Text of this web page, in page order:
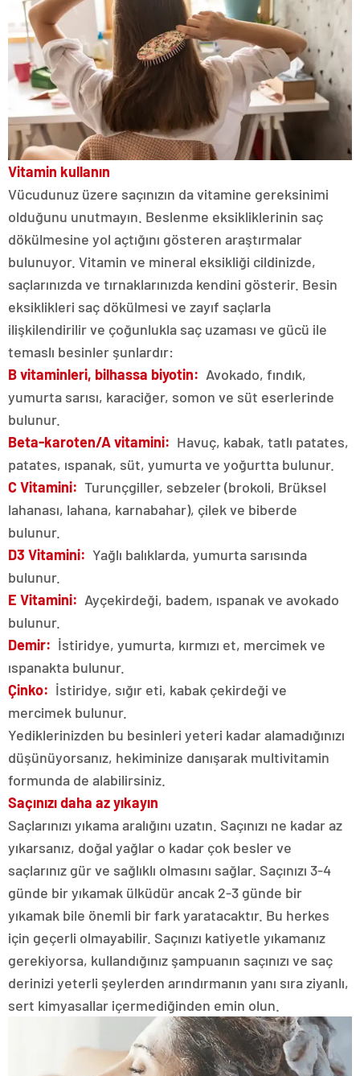
Vitamin kullanın
Vücudunuz üzere saçınızın da vitamine gereksinimi
olduğunu unutmayın. Beslenme eksikliklerinin saç
dökülmesine yol açtığını gösteren araştırmalar
bulunuyor. Vitamin ve mineral eksikliği cildinizde,
saçlarınızda ve tırnaklarınızda kendini gösterir. Besin
eksiklikleri saç dökülmesi ve zayıf saçlarla
ilişkilendirilir ve çoğunlukla saç uzaması ve gücü ile
temaslı besinler şunlardır:
B vitaminleri, bilhassa biyotin: Avokado, fındık,
yumurta sarısı, karaciğer, somon ve süt eserlerinde
bulunur.
Beta-karoten/A vitamini: Havuç, kabak, tatlı patates,
patates, ıspanak, süt, yumurta ve yoğurtta bulunur.
C Vitamini: Turunçgiller, sebzeler (brokoli, Brüksel
lahanası, lahana, karnabahar), çilek ve biberde
bulunur.
D3 Vitamini: Yağlı balıklarda, yumurta sarısında
bulunur.
E Vitamini: Ayçekirdeği, badem, ıspanak ve avokado
bulunur.
Demir: İstiridye, yumurta, kırmızı et, mercimek ve
ıspanakta bulunur.
Çinko: İstiridye, sığır eti, kabak çekirdeği ve
mercimek bulunur.
Yediklerinizden bu besinleri yeteri kadar alamadığınızı
düşünüyorsanız, hekiminize danışarak multivitamin
formunda de alabilirsiniz.
Saçınızı daha az yıkayın
Saçlarınızı yıkama aralığını uzatın. Saçınızı ne kadar az
yıkarsanız, doğal yağlar o kadar çok besler ve
saçlarınız gür ve sağlıklı olmasını sağlar. Saçınızı 3-4
günde bir yıkamak ülküdür ancak 2-3 günde bir
yıkamak bile önemli bir fark yaratacaktır. Bu herkes
için geçerli olmayabilir. Saçınızı katiyetle yıkamanız
gerekiyorsa, kullandığınız şampuanın saçınızı ve saç
derinizi yeterli şeylerden arındırmanın yanı sıra ziyanlı,
sert kimyasallar içermediğinden emin olun.